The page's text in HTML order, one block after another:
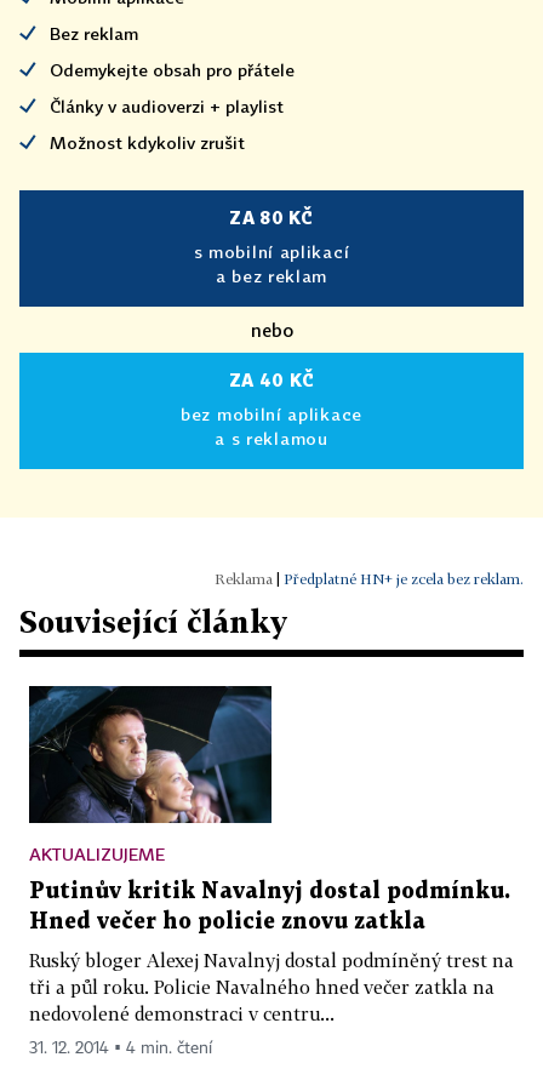
Bez reklam
Odemykejte obsah pro přátele
Články v audioverzi + playlist
Možnost kdykoliv zrušit
ZA 80 KČ
s mobilní aplikací
a bez reklam
nebo
ZA 40 KČ
bez mobilní aplikace
a s reklamou
Předplatné HN+ je zcela bez reklam.
Související články
AKTUALIZUJEME
Putinův kritik Navalnyj dostal podmínku.
Hned večer ho policie znovu zatkla
Ruský bloger Alexej Navalnyj dostal podmíněný trest na
tři a půl roku. Policie Navalného hned večer zatkla na
nedovolené demonstraci v centru...
31. 12. 2014 ▪ 4 min. čtení